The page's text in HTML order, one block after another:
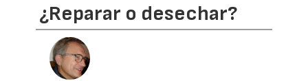
¿Reparar o desechar?